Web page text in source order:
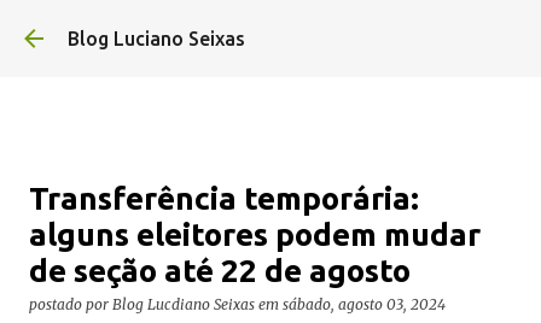
Blog Luciano Seixas
Transferência temporária:
alguns eleitores podem mudar
de seção até 22 de agosto
postado por Blog Lucdiano Seixas em sábado, agosto 03, 2024